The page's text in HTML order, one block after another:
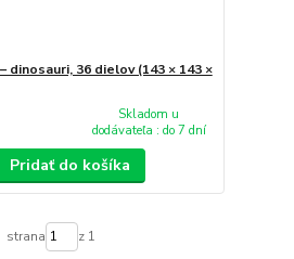
dinosauri, 36 dielov (143 × 143 ×
Skladom u
dodávateľa : do 7 dní
Pridať do košíka
strana z 1